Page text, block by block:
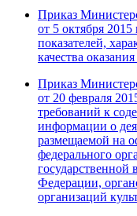
Приказ
от 5 октября
показателей,
качества
Приказ
от 20 февраля
требований к
информации о
размещаемой на
федерального
государственной
Федерации,
организаций